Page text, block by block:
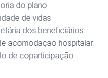
do plano
de vidas
dos beneficiários
acomodação hospitalar
de coparticipação